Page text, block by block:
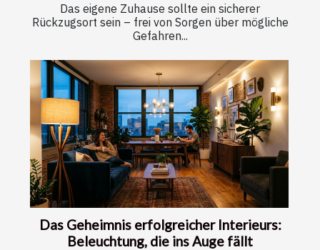
Das eigene Zuhause sollte ein sicherer
Rückzugsort sein – frei von Sorgen über mögliche
Gefahren...
Das Geheimnis erfolgreicher Interieurs:
Beleuchtung, die ins Auge fällt